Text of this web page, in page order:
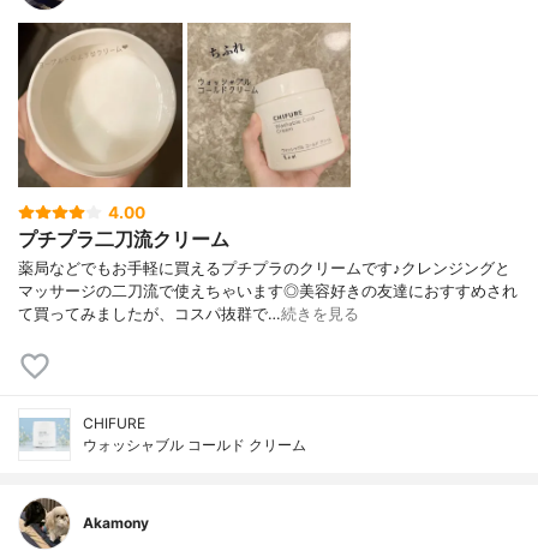
4.00
プチプラ二刀流クリーム
薬局などでもお手軽に買えるプチプラのクリームです♪クレンジングと
マッサージの二刀流で使えちゃいます◎美容好きの友達におすすめされ
て買ってみましたが、コスパ抜群で…続きを見る
CHIFURE
ウォッシャブル コールド クリーム
Akamony